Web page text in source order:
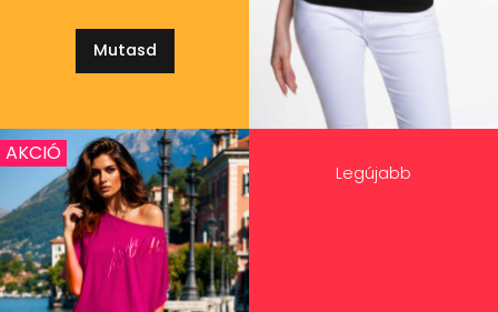
Mutasd
Legújabb
AKCIÓ